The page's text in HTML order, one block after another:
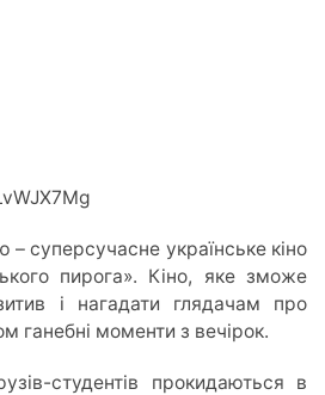
– суперсучасне українське кіно
пирога». Кіно, яке зможе
і нагадати глядачам про
ганебні моменти з вечірок.
студентів прокидаються в